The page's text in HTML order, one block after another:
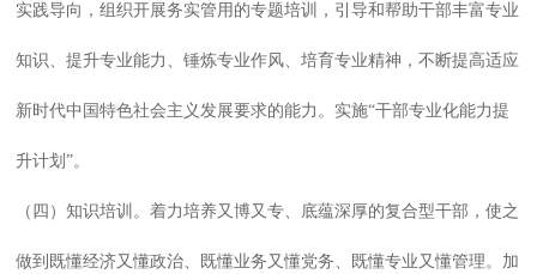
实践导向，组织开展务实管用的专题培训，引导和帮助干部丰富专业
知识、提升专业能力、锤炼专业作风、培育专业精神，不断提高适应
新时代中国特色社会主义发展要求的能力。实施“干部专业化能力提
升计划”。
（四）知识培训。着力培养又博又专、底蕴深厚的复合型干部，使之
做到既懂经济又懂政治、既懂业务又懂党务、既懂专业又懂管理。加